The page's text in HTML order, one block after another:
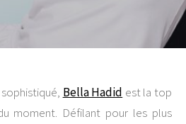
Bella Hadid est la top
moment. Défilant pour les plus